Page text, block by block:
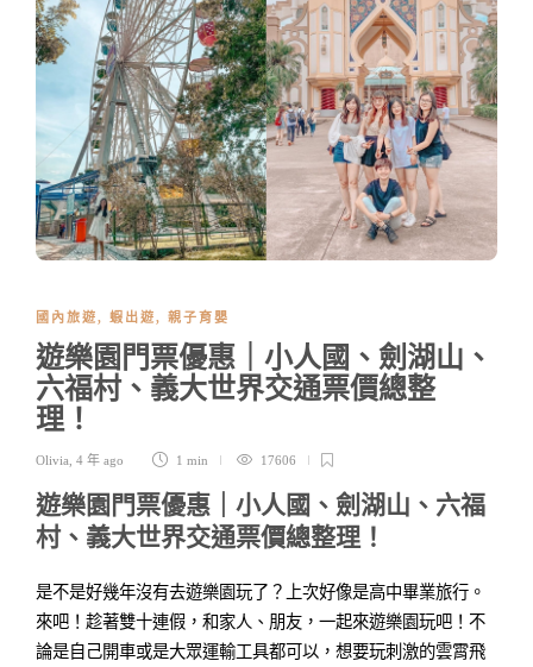
國內旅遊, 蝦出遊, 親子育嬰
遊樂園門票優惠｜小人國、劍湖山、
六福村、義大世界交通票價總整
理！
Olivia 4 年 ago 1 min 17606
遊樂園門票優惠｜小人國、劍湖山、六福
村、義大世界交通票價總整理！
是不是好幾年沒有去遊樂園玩了？上次好像是高中畢業旅行。
來吧！趁著雙十連假，和家人、朋友，一起來遊樂園玩吧！不
論是自己開車或是大眾運輸工具都可以，想要玩刺激的雲霄飛